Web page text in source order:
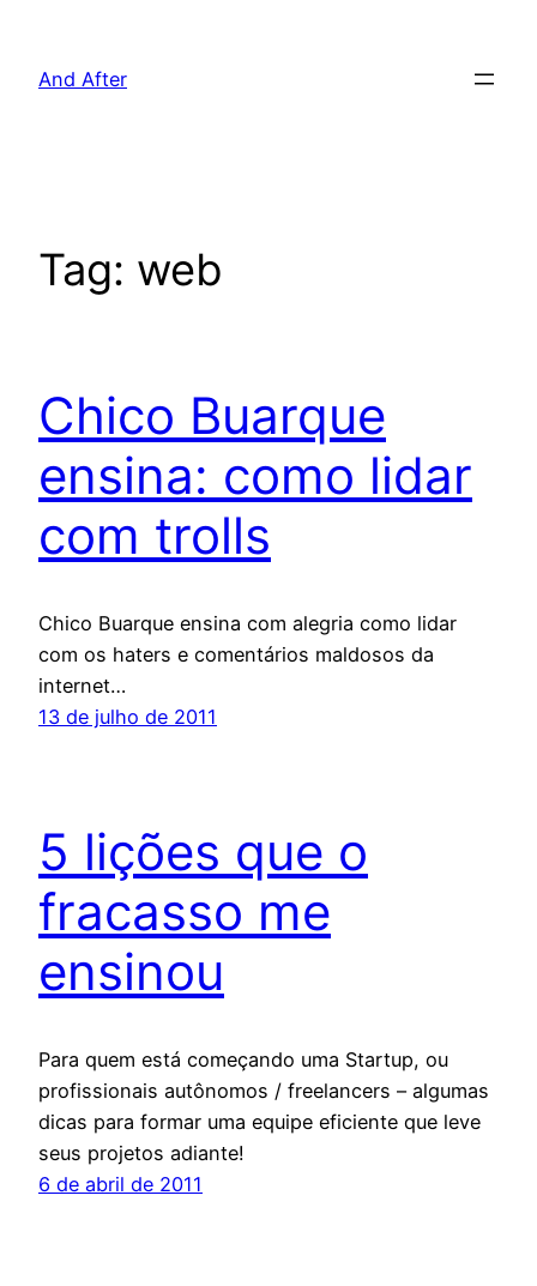
And After
Tag: web
Chico Buarque
ensina: como lidar
com trolls
Chico Buarque ensina com alegria como lidar
com os haters e comentários maldosos da
internet…
13 de julho de 2011
5 lições que o
fracasso me
ensinou
Para quem está começando uma Startup, ou
profissionais autônomos / freelancers – algumas
dicas para formar uma equipe eficiente que leve
seus projetos adiante!
6 de abril de 2011